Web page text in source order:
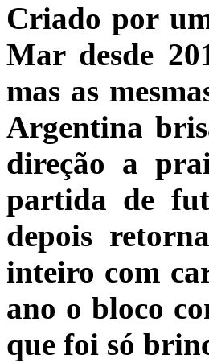
Criado por
Mar desde
mas as
Argentina
direção a
partida de
depois
inteiro com
ano o bloco
que foi só